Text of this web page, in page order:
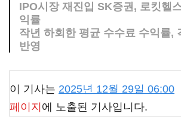
IPO시장 재진입 SK증권, 로킷헬
익률
작년 하회한 평균 수수료 수익률,
반영
이 기사는 2025년 12월 29일 06:00
페이지 에 노출된 기사입니다.